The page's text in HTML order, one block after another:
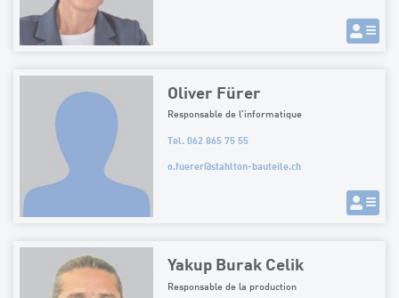
Oliver Fürer
Responsable de l'informatique
Tel. 062 865 75 55
o.fuerer@stahlton-bauteile.ch
Yakup Burak Celik
Responsable de la production